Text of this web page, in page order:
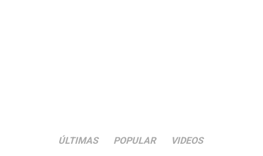
ÚLTIMAS POPULAR VIDEOS